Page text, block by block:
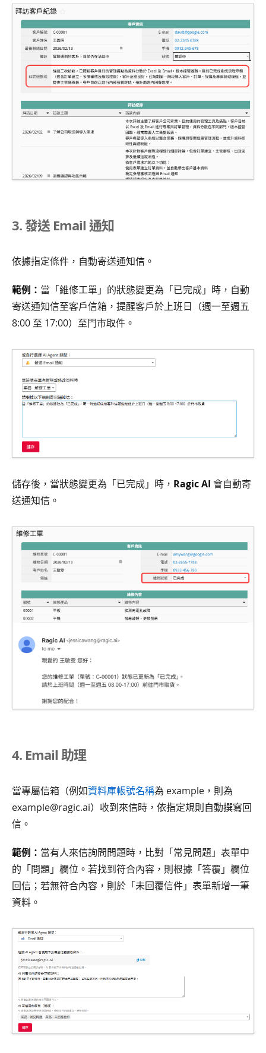
3. 發送 Email 通知
依據指定條件，自動寄送通知信。
範例： 當「維修工單」的狀態變更為「已完成」時，自動
寄送通知信至客戶信箱，提醒客戶於上班日（週一至週五
8:00 至 17:00）至門市取件。
儲存後，當狀態變更為「已完成」時， Ragic AI 會自動寄
送通知信。
4. Email 助理
當專屬信箱（例如資料庫帳號名稱為 example，則為
example@ragic.ai）收到來信時，依指定規則自動撰寫回
信。
範例： 當有人來信詢問問題時，比對「常見問題」表單中
的「問題」欄位。若找到符合內容，則根據「答覆」欄位
回信；若無符合內容，則於「未回覆信件」表單新增一筆
資料。